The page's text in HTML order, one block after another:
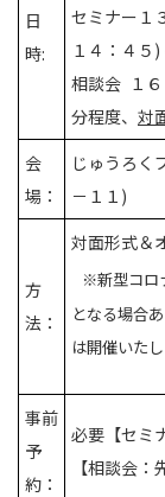
日
時:
セミナー１
１４：４５
相談会 １
分程度、 対
会
場：
じゅうろく
－１１)
方
法：
対面形式＆
※新型コロ
となる場合
は開催いたし
事前
予
約：
必要【セミ
【相談会：